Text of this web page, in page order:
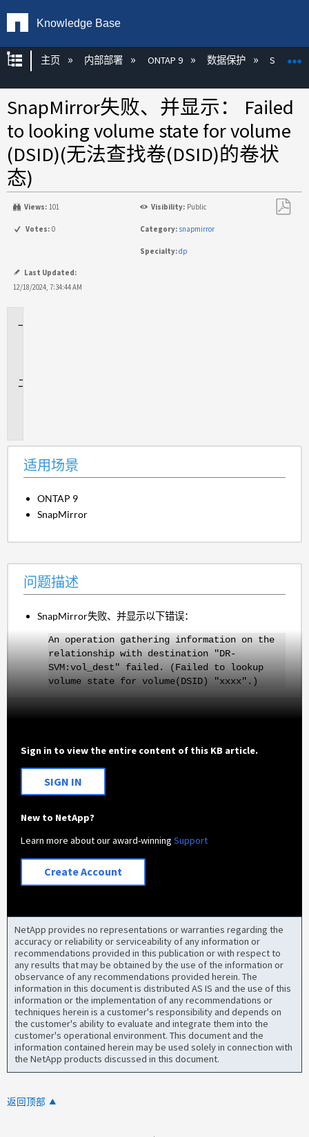
Knowledge Base
扩展/隐缩全局层次
主页 内部部署 ONTAP 9 数据保护
SnapMirror失败、并显示： Failed
to looking volume state for volume
(DSID)(无法查找卷(DSID)的卷状
态)
Views: 101 Visibility: Public
Votes: 0 Category: snapmirror
Specialty:dp
Last Updated:
12/18/2024, 7:34:44 AM
适用场景
ONTAP 9
SnapMirror
问题描述
SnapMirror失败、并显示以下错误：
An operation gathering information on the
relationship with destination "DR-
SVM:vol_dest" failed. (Failed to lookup
volume state for volume(DSID) "xxxx".)
Sign in to view the entire content of this KB article.
SIGN IN
New to NetApp?
Learn more about our award-winningSupport
Create Account
NetApp provides no representations or warranties regarding the
accuracy or reliability or serviceability of any information or
recommendations provided in this publication or with respect to
any results that may be obtained by the use of the information or
observance of any recommendations provided herein. The
information in this document is distributed AS IS and the use of this
information or the implementation of any recommendations or
techniques herein is a customer's responsibility and depends on
the customer's ability to evaluate and integrate them into the
customer's operational environment. This document and the
information contained herein may be used solely in connection with
the NetApp products discussed in this document.
返回顶部